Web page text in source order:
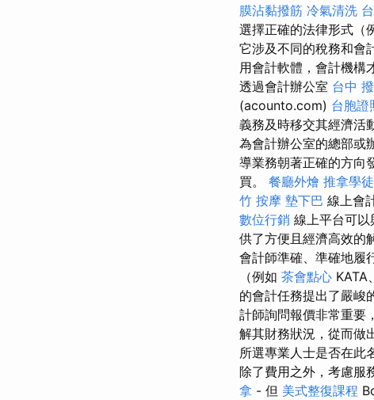
膜沾黏撥筋 冷氣清洗
選擇正確的法律形式（
它涉及不同的稅務和會
用會計軟體，會計機構
透過會計辦公室 台中
(acounto.com) 台胞證
義務及時移交其經濟活
為會計辦公室的總部或
導業務朝著正確的方向
買。 餐廳外燴 推拿學徒
竹 按摩 墊下巴 線上會
數位行銷 線上平台可以
供了方便且經濟高效的
會計師準確、準確地履
（例如 茶會點心 KATA
的會計任務提出了嚴峻
計師詢問報價非常重要
解其財務狀況，從而做
所選專業人士是否在此
除了費用之外，考慮服
拿 - 但 美式整復課程